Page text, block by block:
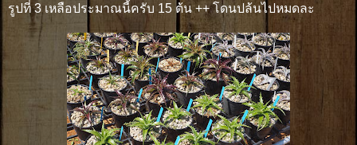
รูปที่ 3 เหลือประมาณนี้ครับ 15 ต้น ++ โดนปล้นไปหมดละ